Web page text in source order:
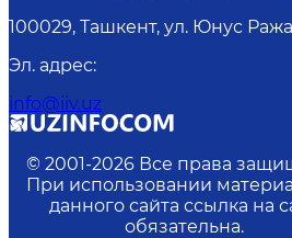
100029, Ташкент, ул. Юнус
Эл. адрес:
info@iiv.uz
© 2001-2026 Все права
При использовании
данного сайта ссылка на
обязательна.